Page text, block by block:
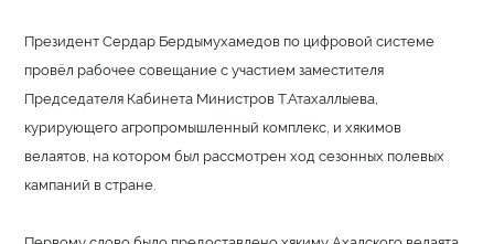
Президент Сердар Бердымухамедов по цифровой системе
провёл рабочее совещание с участием заместителя
Председателя Кабинета Министров Т.Атахаллыева,
курирующего агропромышленный комплекс, и хякимов
велаятов, на котором был рассмотрен ход сезонных полевых
кампаний в стране.